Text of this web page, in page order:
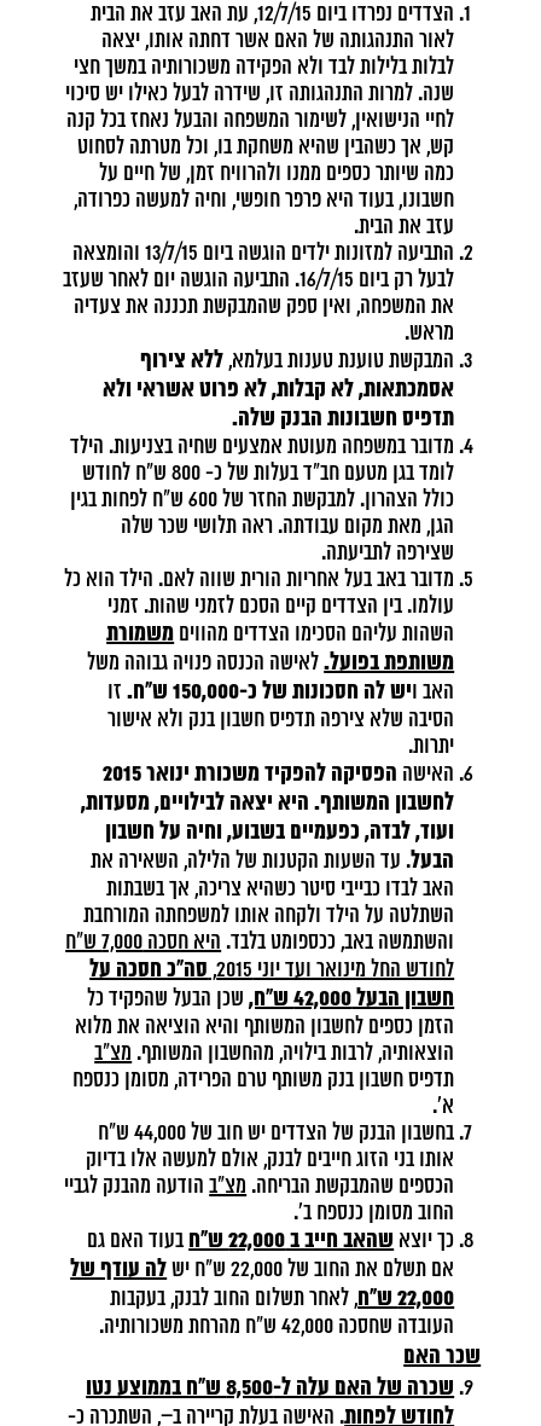
הצדדים נפרדו ביום 12/7/15, עת האב עזב את הבית
לאור התנהגותה של האם אשר דחתה אותו, יצאה
לבלות בלילות לבד ולא הפקידה משכורותיה במשך חצי
שנה. למרות התנהגותה זו, שידרה לבעל כאילו יש סיכוי
לחיי הנישואין, לשימור המשפחה והבעל נאחז בכל קנה
קש, אך כשהבין שהיא משחקת בו, וכל מטרתה לסחוט
כמה שיותר כספים ממנו ולהרוויח זמן, של חיים על
חשבונו, בעוד היא פרפר חופשי, וחיה למעשה כפרודה,
עזב את הבית.
התביעה למזונות ילדים הוגשה ביום 13/7/15 והומצאה
לבעל רק ביום 16/7/15. התביעה הוגשה יום לאחר שעזב
את המשפחה, ואין ספק שהמבקשת תכננה את צעדיה
מראש.
המבקשת טוענת טענות בעלמא,ללא צירוף
אסמכתאות, לא קבלות, לא פרוט אשראי ולא
תדפיס חשבונות הבנק שלה.
מדובר במשפחה מעוטת אמצעים שחיה בצניעות. הילד
לומד בגן מטעם חב"ד בעלות של כ- 800 ש"ח לחודש
כולל הצהרון. למבקשת החזר של 600 ש"ח לפחות בגין
הגן, מאת מקום עבודתה. ראה תלושי שכר שלה
שצירפה לתביעתה.
מדובר באב בעל אחריות הורית שווה לאם. הילד הוא כל
עולמו. בין הצדדים קיים הסכם לזמני שהות. זמני
השהות עליהם הסכימו הצדדים מהווים משמורת
משותפת בפועל.לאישה הכנסה פנויה גבוהה משל
האב ויש לה חסכונות של כ-150,000 ש"ח.
זו
הסיבה שלא צירפה תדפיס חשבון בנק ולא אישור
יתרות.
האישה
הפסיקה להפקיד משכורת ינואר 2015
לחשבון המשותף. היא יצאה לבילויים, מסעדות,
ועוד, לבדה, כפעמיים בשבוע, וחיה על חשבון
הבעל. עד השעות הקטנות של הלילה, השאירה את
האב לבדו כבייבי סיטר כשהיא צריכה, אך בשבתות
השתלטה על הילד ולקחה אותו למשפחתה המורחבת
והשתמשה באב, ככספומט בלבד.
היא חסכה 7,000 ש"ח
לחודש החל מינואר ועד יוני 2015,
סה"כ חסכה על
חשבון הבעל 42,000 ש"ח,
שכן הבעל שהפקיד כל
הזמן כספים לחשבון המשותף והיא הוציאה את מלוא
הוצאותיה, לרבות בילויה, מהחשבון המשותף. מצ"ב
תדפיס חשבון בנק משותף טרם הפרידה, מסומן כנספח
א'.
בחשבון הבנק של הצדדים יש חוב של 44,000 ש"ח
אותו בני הזוג חייבים לבנק, אולם למעשה אלו בדיוק
הכספים שהמבקשת הבריחה. מצ"בהודעה מהבנק לגביי
החוב מסומן כנספח ב'.
כך יוצא שהאב חייב ב 22,000 ש"ח
בעוד האם גם
אם תשלם את החוב של 22,000 ש"ח יש
לה עודף של
22,000 ש"ח
, לאחר תשלום החוב לבנק, בעקבות
העובדה שחסכה 42,000 ש"ח מהרחת משכורותיה.
שכר האם
שכרה של האם עלה ל-8,500 ש"ח בממוצע נטו
לחודש לפחות. האישה בעלת קריירה ב–, השתכרה כ-